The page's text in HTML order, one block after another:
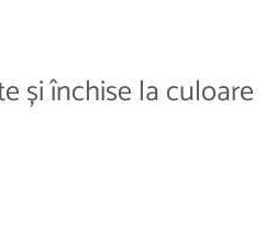
și închise la culoare